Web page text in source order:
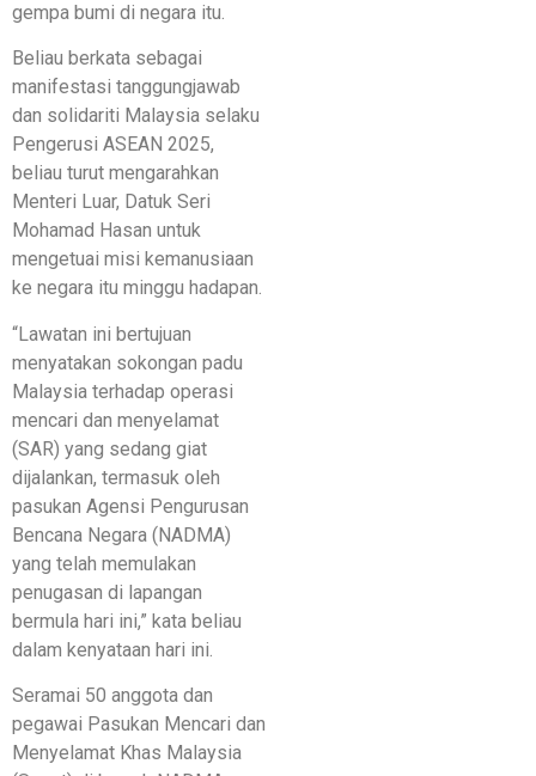
gempa bumi di negara itu.
Beliau berkata sebagai
manifestasi tanggungjawab
dan solidariti Malaysia selaku
Pengerusi ASEAN 2025,
beliau turut mengarahkan
Menteri Luar, Datuk Seri
Mohamad Hasan untuk
mengetuai misi kemanusiaan
ke negara itu minggu hadapan.
“Lawatan ini bertujuan
menyatakan sokongan padu
Malaysia terhadap operasi
mencari dan menyelamat
(SAR) yang sedang giat
dijalankan, termasuk oleh
pasukan Agensi Pengurusan
Bencana Negara (NADMA)
yang telah memulakan
penugasan di lapangan
bermula hari ini,” kata beliau
dalam kenyataan hari ini.
Seramai 50 anggota dan
pegawai Pasukan Mencari dan
Menyelamat Khas Malaysia